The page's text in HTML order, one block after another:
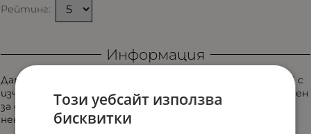
Рейтинг:
Информация
Дамска диоптрична рамка Oliviero Contini OV4245 Col. 01 с
изчистена линия и деликатен характер. Модел, създаден
за дами, които предпочитат стилни аксесоари с
ненатрапчиво, но запомнящо се излъчване.
Този уебсайт използва
бисквитки